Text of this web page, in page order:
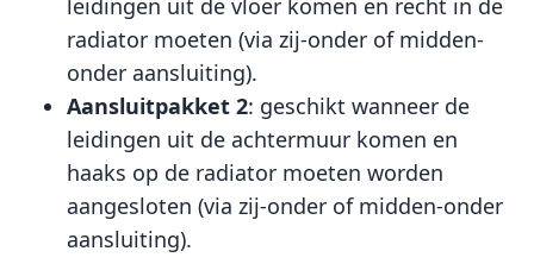
leidingen uit de vloer komen en recht in de
radiator moeten (via zij-onder of midden-
onder aansluiting).
Aansluitpakket 2: geschikt wanneer de
leidingen uit de achtermuur komen en
haaks op de radiator moeten worden
aangesloten (via zij-onder of midden-onder
aansluiting).